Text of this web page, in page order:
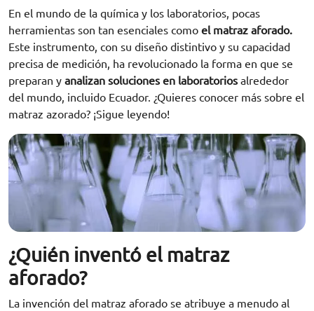
En el mundo de la química y los laboratorios, pocas
herramientas son tan esenciales como el matraz aforado.
Este instrumento, con su diseño distintivo y su capacidad
precisa de medición, ha revolucionado la forma en que se
preparan y analizan soluciones en laboratorios alrededor
del mundo, incluido Ecuador. ¿Quieres conocer más sobre el
matraz azorado? ¡Sigue leyendo!
¿Quién inventó el matraz
aforado?
La invención del matraz aforado se atribuye a menudo al